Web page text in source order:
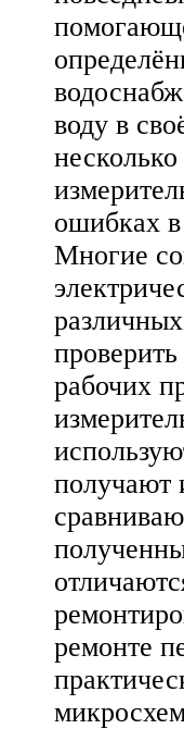
воду в
ошибках
Многие
рабочих
получают
ремонте